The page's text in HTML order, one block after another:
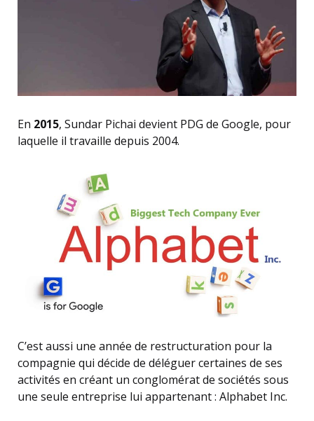
En 2015, Sundar Pichai devient PDG de Google, pour
laquelle il travaille depuis 2004.
C’est aussi une année de restructuration pour la
compagnie qui décide de déléguer certaines de ses
activités en créant un conglomérat de sociétés sous
une seule entreprise lui appartenant : Alphabet Inc.